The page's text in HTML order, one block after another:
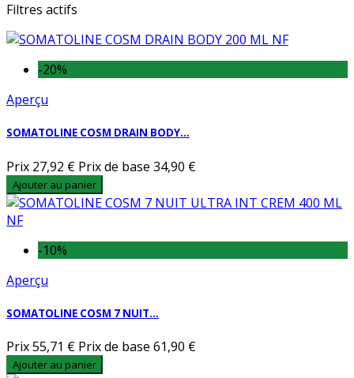
Filtres actifs
-20%
Aperçu
SOMATOLINE COSM DRAIN BODY...
Prix 27,92 € Prix de base 34,90 €
Ajouter au panier
-10%
Aperçu
SOMATOLINE COSM 7 NUIT...
Prix55,71 € Prix de base 61,90 €
Ajouter au panier